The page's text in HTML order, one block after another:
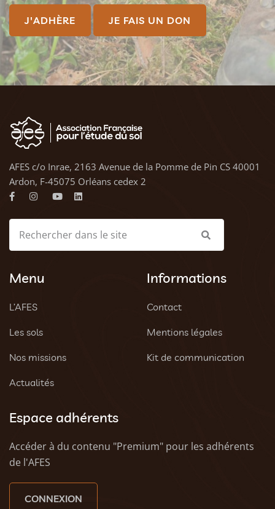
J'ADHÈRE JE FAIS UN DON
AFES c/o Inrae, 2163 Avenue de la Pomme de Pin CS 40001
Ardon, F-45075 Orléans cedex 2
Menu
L’AFES
Les sols
Nos missions
Actualités
Informations
Contact
Mentions légales
Kit de communication
Espace adhérents
Accéder à du contenu "Premium" pour les adhérents
de l'AFES
CONNEXION